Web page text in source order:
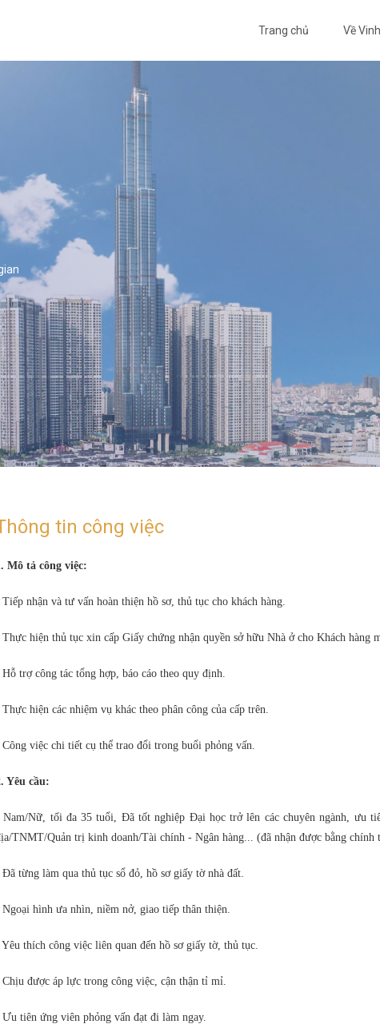
Trang chủ Về
tin công việc
Mô tả công việc:
nhận và tư vấn hoàn thiện hồ sơ, thủ tục cho khách hàng.
hiện thủ tục xin cấp Giấy chứng nhận quyền sở hữu Nhà ở cho Khách hàng
trợ công tác tổng hợp, báo cáo theo quy định.
hiện các nhiệm vụ khác theo phân công của cấp trên.
việc chi tiết cụ thể trao đổi trong buổi phỏng vấn.
Yêu cầu:
Nam/Nữ, tối đa 35 tuổi, Đã tốt nghiệp Đại học trở lên các chuyên ngành, ưu
TNMT/Quản trị kinh doanh/Tài chính - Ngân hàng... (đã nhận được bằng chính
từng làm qua thủ tục sổ đỏ, hồ sơ giấy tờ nhà đất.
hình ưa nhìn, niềm nở, giao tiếp thân thiện.
thích công việc liên quan đến hồ sơ giấy tờ, thủ tục.
được áp lực trong công việc, cận thận tỉ mỉ.
tiên ứng viên phỏng vấn đạt đi làm ngay.